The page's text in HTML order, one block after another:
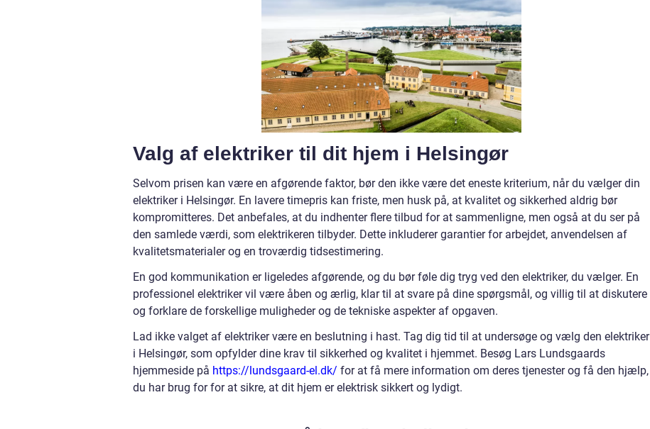
Valg af elektriker til dit hjem i Helsingør
Selvom prisen kan være en afgørende faktor, bør den ikke være det eneste kriterium, når du vælger din
elektriker i Helsingør. En lavere timepris kan friste, men husk på, at kvalitet og sikkerhed aldrig bør
kompromitteres. Det anbefales, at du indhenter flere tilbud for at sammenligne, men også at du ser på
den samlede værdi, som elektrikeren tilbyder. Dette inkluderer garantier for arbejdet, anvendelsen af
kvalitetsmaterialer og en troværdig tidsestimering.
En god kommunikation er ligeledes afgørende, og du bør føle dig tryg ved den elektriker, du vælger. En
professionel elektriker vil være åben og ærlig, klar til at svare på dine spørgsmål, og villig til at diskutere
og forklare de forskellige muligheder og de tekniske aspekter af opgaven.
Lad ikke valget af elektriker være en beslutning i hast. Tag dig tid til at undersøge og vælg den elektriker
i Helsingør, som opfylder dine krav til sikkerhed og kvalitet i hjemmet. Besøg Lars Lundsgaards
hjemmeside på https://lundsgaard-el.dk/ for at få mere information om deres tjenester og få den hjælp,
du har brug for for at sikre, at dit hjem er elektrisk sikkert og lydigt.